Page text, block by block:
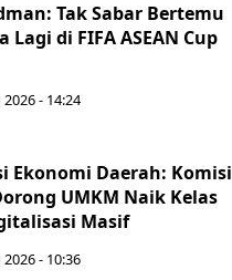
Tak Sabar Bertemu
Lagi di FIFA ASEAN Cup
- 14:24
Ekonomi Daerah: Komisi
UMKM Naik Kelas
Masif
- 10:36